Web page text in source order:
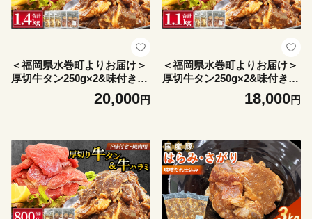
＜福岡県水巻町よりお届け＞
厚切牛タン250g×2&味付き牛
ハラミ300g×3セット 下味付
き 焼肉用_牛タン 牛ハラミ
95】
20,000円
＜福岡県水巻町よりお届け＞
厚切牛タン250g×2&味付き牛
ハラミ300g×2セット 下味付
き 焼肉用_牛タン 牛ハラミ
86】
18,000円